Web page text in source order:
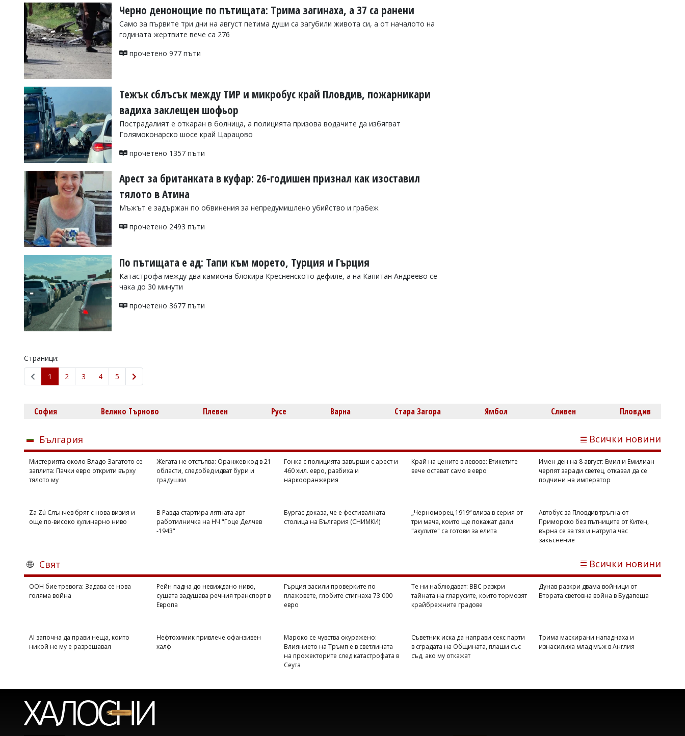
Черно денонощие по пътищата: Трима загинаха, а 37 са ранени
Само за първите три дни на август петима души са загубили живота си, а от началото на
годината жертвите вече са 276
прочетено 977 пъти
Тежък сблъсък между ТИР и микробус край Пловдив, пожарникари
вадиха заклещен шофьор
Пострадалият е откаран в болница, а полицията призова водачите да избягват
Голямоконарско шосе край Царацово
прочетено 1357 пъти
Арест за британката в куфар: 26-годишен признал как изоставил
тялото в Атина
Мъжът е задържан по обвинения за непредумишлено убийство и грабеж
прочетено 2493 пъти
По пътищата е ад: Тапи към морето, Турция и Гърция
Катастрофа между два камиона блокира Кресненското дефиле, а на Капитан Андреево се
чака до 30 минути
прочетено 3677 пъти
Страници:
1
2 3 4 5
работилничка на НЧ "Гоце Делчев
Гърция засили проверките по
плажовете, глобите стигнаха 73 000
София Велико Търново Плевен Русе Варна Стара Загора Ямбол Сливен Пловдив
България Всички новини
Мистерията около Владо Загатото се
заплита: Пачки евро открити върху
тялото му
Жегата не отстъпва: Оранжев код в 21
области, следобед идват бури и
градушки
Гонка с полицията завърши с арест и
460 хил. евро, разбиха и
наркооранжерия
Край на цените в левове: Етикетите
вече остават само в евро
Имен ден на 8 август: Емил и Емилиан
черпят заради светец, отказал да се
подчини на император
Za Zú Слънчев бряг с нова визия и
още по-високо кулинарно ниво
В Равда стартира лятната арт
работилничка на НЧ "Гоце Делчев
-1943"
Бургас доказа, че е фестивалната
столица на България (СНИМКИ)
„Черноморец 1919“ влиза в серия от
три мача, които ще покажат дали
"акулите" са готови за елита
Автобус за Пловдив тръгна от
Приморско без пътниците от Китен,
върна се за тях и натрупа час
закъснение
Свят Всички новини
ООН бие тревога: Задава се нова
голяма война
Рейн падна до невиждано ниво,
сушата задушава речния транспорт в
Европа
Гърция засили проверките по
плажовете, глобите стигнаха 73 000
евро
Те ни наблюдават: BBC разкри
тайната на гларусите, които тормозят
крайбрежните градове
Дунав разкри двама войници от
Втората световна война в Будапеща
AI започна да прави неща, които
никой не му е разрешавал
Нефтохимик привлече офанзивен
халф
Мароко се чувства окуражено:
Влиянието на Тръмп е в светлината
на прожекторите след катастрофата в
Сеута
Съветник иска да направи секс парти
в сградата на Общината, плаши със
съд, ако му откажат
Трима маскирани нападнаха и
изнасилиха млад мъж в Англия